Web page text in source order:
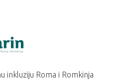
inkluziju Roma i Romkinja